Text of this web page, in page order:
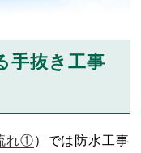
手抜き工事
れ①）では防水工事